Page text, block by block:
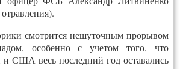
смотрится нешуточным прорывом
особенно с учетом того, что
США весь последний год оставались